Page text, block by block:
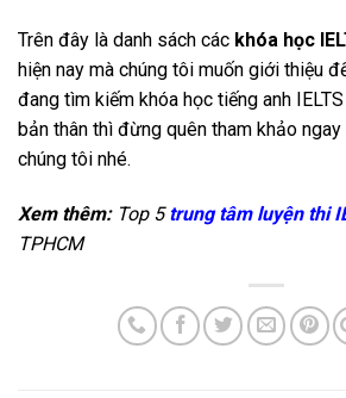
Trên đây là danh sách các khóa học
hiện nay mà chúng tôi muốn giới thiệu
đang tìm kiếm khóa học tiếng anh
bản thân thì đừng quên tham khảo
chúng tôi nhé.
Xem thêm: Top 5 trung tâm luyện thi
TPHCM